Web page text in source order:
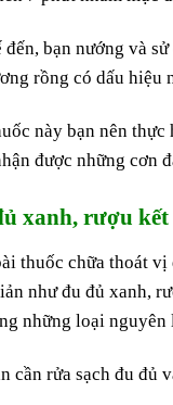
đến, bạn nướng và
rồng có dấu hiệu
này bạn nên
được những cơn
xanh, rượu kết
thuốc chữa thoát vị
như đu đủ xanh,
những loại
cần rửa sạch đu đủ